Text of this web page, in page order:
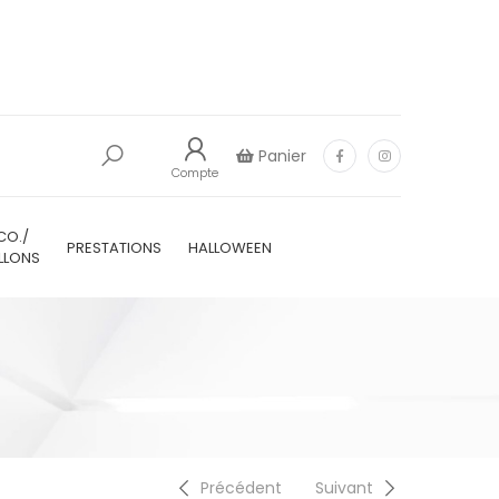
Compte
Panier
PRESTATIONS HALLOWEEN
Précédent Suivant